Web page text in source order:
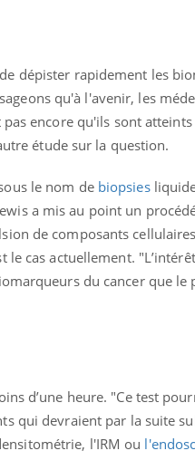
dépister rapidement les
qu'à l'avenir, les
encore qu'ils sont
étude sur la question.
le nom de biopsies
a mis au point un
de composants
le cas actuellement.
du cancer que le
d’une heure. "Ce test
qui devraient par la suite
l'IRM ou